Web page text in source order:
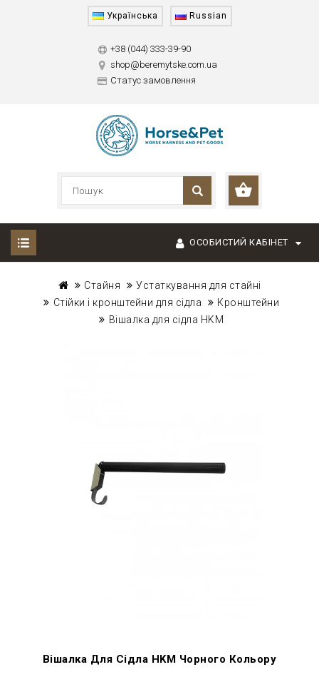
Українська Russian
+38 (044) 333-39-90
shop@beremytske.com.ua
Статус замовлення
ОСОБИСТИЙ КАБІНЕТ
Стайня
Устаткування для стайні
Стійки і кронштейни для сідла
Кронштейни
Вішалка для сідла HKM
Вішалка Для Сідла HKM Чорного Кольору